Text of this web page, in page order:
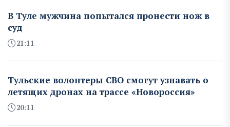
В Туле мужчина попытался пронести нож в
суд
21:11
Тульские волонтеры СВО смогут узнавать о
летящих дронах на трассе «Новороссия»
20:11